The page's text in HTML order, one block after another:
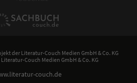
derLiteratur-Couch Medien GmbH & Co. KG
Couch Medien GmbH & Co. KG
couch.de